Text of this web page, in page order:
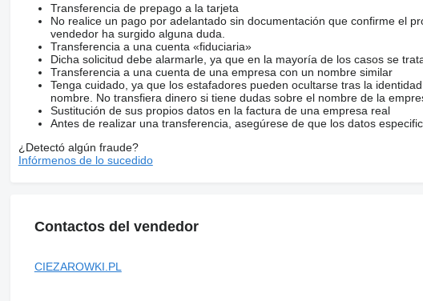
Transferencia de prepago a la tarjeta
No realice un pago por adelantado sin documentación que confirme el
vendedor ha surgido alguna duda.
Transferencia a una cuenta «fiduciaria»
Dicha solicitud debe alarmarle, ya que en la mayoría de los casos se
Transferencia a una cuenta de una empresa con un nombre similar
Tenga cuidado, ya que los estafadores pueden ocultarse tras la
nombre. No transfiera dinero si tiene dudas sobre el nombre de la
Sustitución de sus propios datos en la factura de una empresa real
Antes de realizar una transferencia, asegúrese de que los datos
¿Detectó algún fraude?
Infórmenos de lo sucedido
Contactos del vendedor
CIEZAROWKI.PL